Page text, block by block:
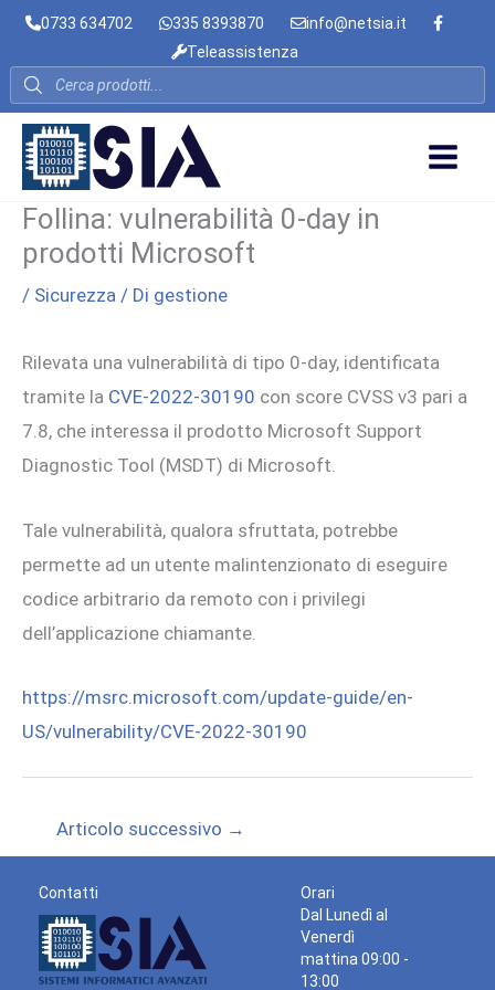
contenuto
0733 634702 335 8393870 info@netsia.it
Products
search
Teleassistenza
Follina: vulnerabilità 0-day in
prodotti Microsoft
/ Sicurezza / Di gestione
Rilevata una vulnerabilità di tipo 0-day, identificata
tramite la CVE-2022-30190 con score CVSS v3 pari a
7.8, che interessa il prodotto Microsoft Support
Diagnostic Tool (MSDT) di Microsoft.
Tale vulnerabilità, qualora sfruttata, potrebbe
permette ad un utente malintenzionato di eseguire
codice arbitrario da remoto con i privilegi
dell’applicazione chiamante.
https://msrc.microsoft.com/update-guide/en-
US/vulnerability/CVE-2022-30190
Articolo successivo →
Contatti
Orari
Dal Lunedì al
Venerdì
mattina 09:00 -
13:00